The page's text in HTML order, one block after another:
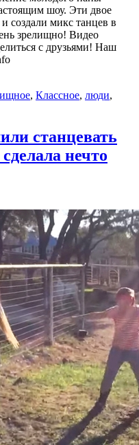
шоу. Эти двое
создали микс танцев в
зрелищно! Видео
с друзьями! Наш
, Классное, люди,
станцевать
нечто